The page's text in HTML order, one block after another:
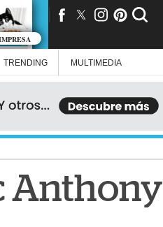
TRENDING MULTIMEDIA
Anthony